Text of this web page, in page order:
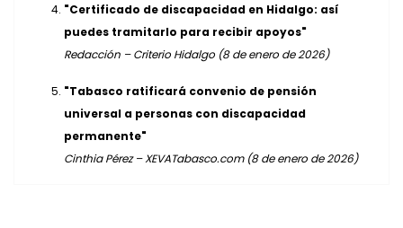
"Certificado de discapacidad en Hidalgo: así
puedes tramitarlo para recibir apoyos"
Redacción – Criterio Hidalgo (8 de enero de 2026)
"Tabasco ratificará convenio de pensión
universal a personas con discapacidad
permanente"
Cinthia Pérez – XEVATabasco.com (8 de enero de 2026)